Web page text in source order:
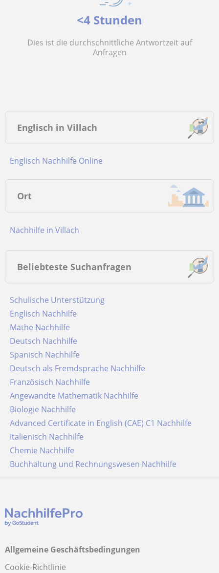
<4 Stunden
Dies ist die durchschnittliche Antwortzeit auf
Anfragen
Englisch in Villach
Englisch Nachhilfe Online
Ort
Nachhilfe in Villach
Beliebteste Suchanfragen
Schulische Unterstützung
Englisch Nachhilfe
Mathe Nachhilfe
Deutsch Nachhilfe
Spanisch Nachhilfe
Deutsch als Fremdsprache Nachhilfe
Französisch Nachhilfe
Angewandte Mathematik Nachhilfe
Biologie Nachhilfe
Advanced Certificate in English (CAE) C1 Nachhilfe
Italienisch Nachhilfe
Chemie Nachhilfe
Buchhaltung und Rechnungswesen Nachhilfe
Allgemeine Geschäftsbedingungen
Cookie-Richtlinie